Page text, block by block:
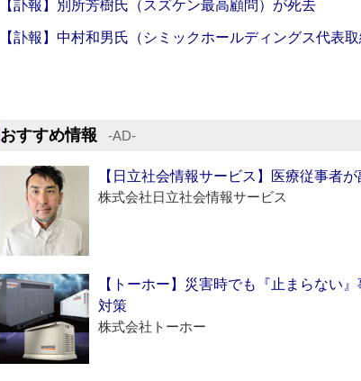
【訃報】別所芳樹氏（スズケン最高顧問）が死去
【訃報】中村和男氏（シミックホールディングス代表
おすすめ情報 ‐AD‐
【日立社会情報サービス】医療従事者
株式会社日立社会情報サービス
【トーホー】災害時でも『止まらない
対策
株式会社トーホー